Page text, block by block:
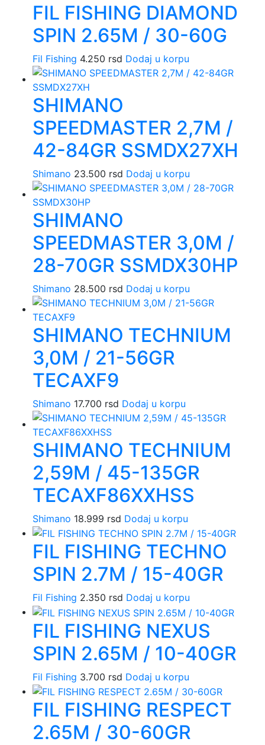
FIL FISHING DIAMOND
SPIN 2.65M / 30-60G
Fil Fishing 4.250 rsd Dodaj u korpu
SHIMANO
SPEEDMASTER 2,7M /
42-84GR SSMDX27XH
Shimano 23.500 rsd Dodaj u korpu
SHIMANO
SPEEDMASTER 3,0M /
28-70GR SSMDX30HP
Shimano 28.500 rsd Dodaj u korpu
SHIMANO TECHNIUM
3,0M / 21-56GR
TECAXF9
Shimano 17.700 rsd Dodaj u korpu
SHIMANO TECHNIUM
2,59M / 45-135GR
TECAXF86XXHSS
Shimano 18.999 rsd Dodaj u korpu
FIL FISHING TECHNO
SPIN 2.7M / 15-40GR
Fil Fishing 2.350 rsd Dodaj u korpu
FIL FISHING NEXUS
SPIN 2.65M / 10-40GR
Fil Fishing 3.700 rsd Dodaj u korpu
FIL FISHING RESPECT
2.65M / 30-60GR